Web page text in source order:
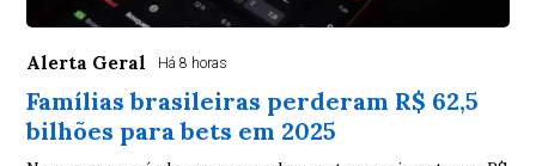
Alerta Geral Há 8 horas
Famílias brasileiras perderam R$ 62,5
bilhões para bets em 2025